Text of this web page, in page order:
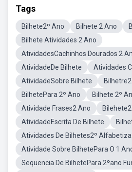
Tags
Bilhete2º Ano Bilhete 2 Ano
Bilhete Atividades 2 Ano
AtividadesCachinhos Dourados 2
AtividadeDe Bilhete
Atividades
AtividadeSobre Bilhete
BilhetePara 2º Ano
Bilhete 2º
Atividade Frases2 Ano
AtividadeEscrita De Bilhete
Atividades De Bilhetes2º
Atividade Sobre BilhetePara O 1
Sequencia De BilhetePara 2ºano